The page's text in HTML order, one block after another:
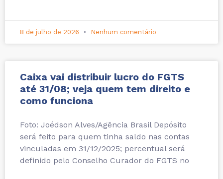
8 de julho de 2026 Nenhum comentário
Caixa vai distribuir lucro do FGTS
até 31/08; veja quem tem direito e
como funciona
Foto: Joédson Alves/Agência Brasil Depósito
será feito para quem tinha saldo nas contas
vinculadas em 31/12/2025; percentual será
definido pelo Conselho Curador do FGTS no